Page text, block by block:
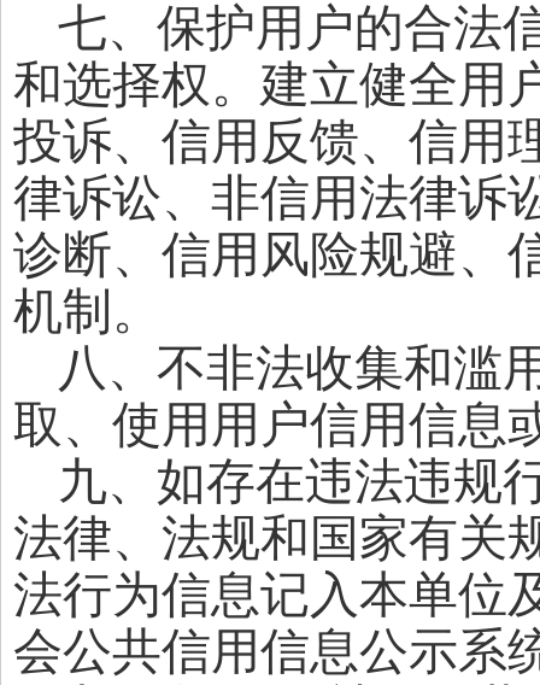
七、保护用户的合法
和选择权。建立健全用
投诉、信用反馈、信用
律诉讼、非信用法律诉
诊断、信用风险规避、
机制。
八、不非法收集和滥
取、使用用户信用信息
九、如存在违法违规
法律、法规和国家有关
法行为信息记入本单位
会公共信用信息公示系